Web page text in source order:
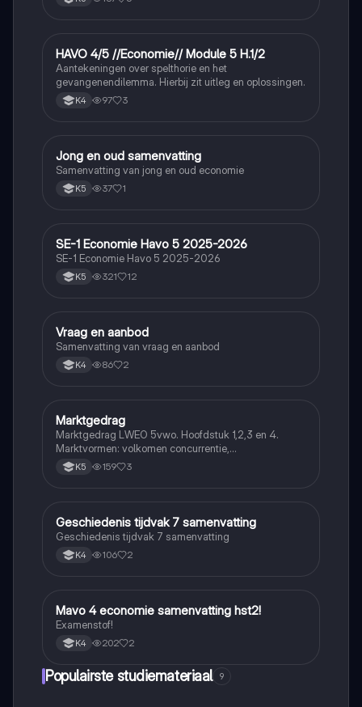
Economie
HAVO 4/5 //Economie// Module 5 H.1/2
Aantekeningen over spelthorie en het
gevangenendilemma. Hierbij zit uitleg en oplossingen.
K4 97 3
Economie
Jong en oud samenvatting
Samenvatting van jong en oud economie
K5 37 1
Economie
SE-1 Economie Havo 5 2025-2026
SE-1 Economie Havo 5 2025-2026
K5 321 12
Economie
Vraag en aanbod
Samenvatting van vraag en aanbod
K4 86 2
Economie
Marktgedrag
Marktgedrag LWEO 5vwo. Hoofdstuk 1,2,3 en 4.
Marktvormen: volkomen concurrentie,
monopolistische concurrentie, oligopolie en monopolie
K5 159 3
Economie
Geschiedenis tijdvak 7 samenvatting
Geschiedenis tijdvak 7 samenvatting
K4 106 2
Economie
Mavo 4 economie samenvatting hst2!
Examenstof!
K4 202 2
Populairste studiemateriaal 9